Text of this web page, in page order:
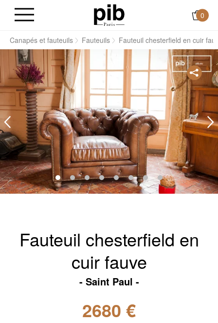
0
Canapés et fauteuils Fauteuils Fauteuil chesterfield en cuir
Fauteuil chesterfield en
cuir fauve
Saint Paul
2680 €